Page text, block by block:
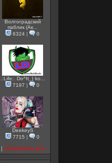
Волгоградский
паблик (Ак...
6324 | 0
.:Life:. Do^It_| ko...
7197 | 0
DeekeyS
7715 | 0
| посмотреть все